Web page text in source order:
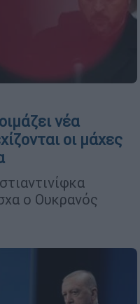
νέα
οι μάχες
ο Ουκρανός